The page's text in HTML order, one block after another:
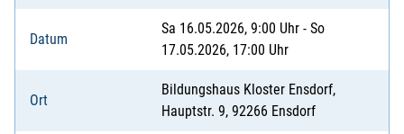
Datum
Sa 16.05.2026, 9:00 Uhr - So
17.05.2026, 17:00 Uhr
Ort
Bildungshaus Kloster Ensdorf,
Hauptstr. 9, 92266 Ensdorf